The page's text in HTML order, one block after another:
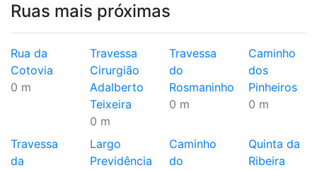
Ruas mais próximas
Rua da
Cotovia
0 m
Travessa
Cirurgião
Adalberto
Teixeira
0 m
Travessa
do
Rosmaninho
0 m
Caminho
dos
Pinheiros
0 m
Travessa
da
Largo
Previdência
Caminho
do
Quinta da
Ribeira